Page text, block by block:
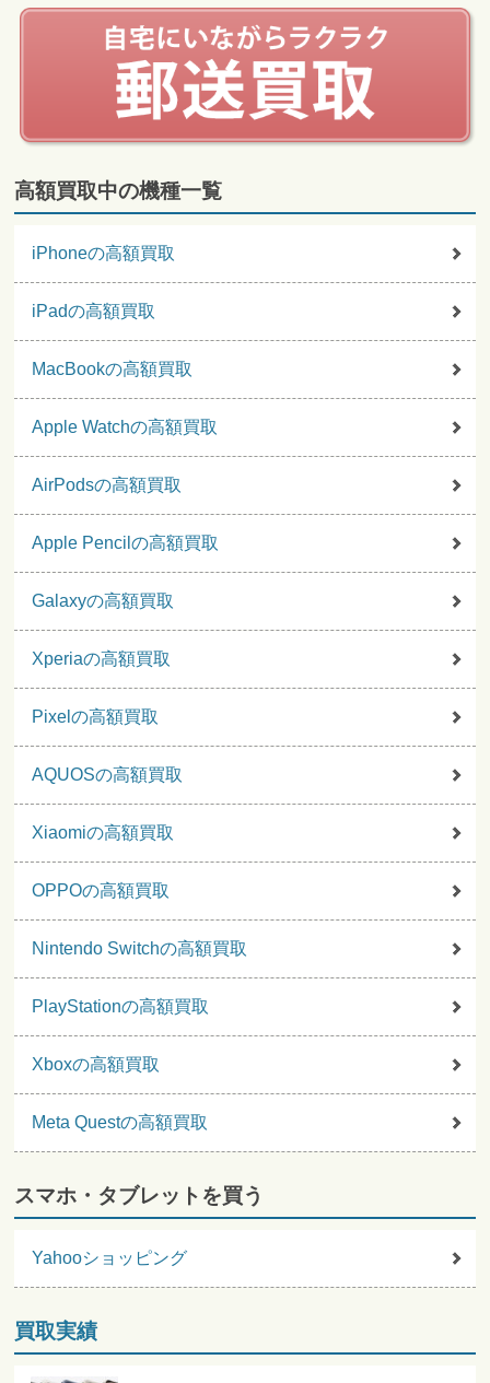
高額買取中の機種一覧
iPhoneの高額買取
iPadの高額買取
MacBookの高額買取
Apple Watchの高額買取
AirPodsの高額買取
Apple Pencilの高額買取
Galaxyの高額買取
Xperiaの高額買取
Pixelの高額買取
AQUOSの高額買取
Xiaomiの高額買取
OPPOの高額買取
Nintendo Switchの高額買取
PlayStationの高額買取
Xboxの高額買取
Meta Questの高額買取
スマホ・タブレットを買う
Yahooショッピング
買取実績